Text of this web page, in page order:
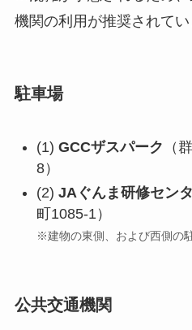
機関の利用が推奨されてい
駐車場
(1) GCCザスパーク （
8）
(2) JAぐんま研修セン
町1085-1）
※建物の東側、および西側の
公共交通機関